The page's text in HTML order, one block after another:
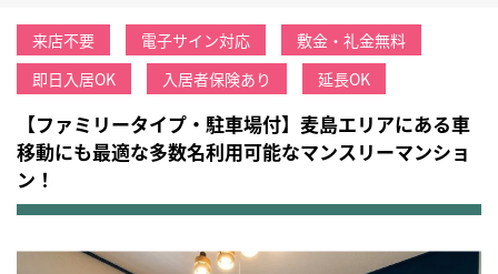
来店不要 電子サイン対応
敷金・礼金無料
即日入居OK
入居者保険あり 延長OK
【ファミリータイプ・駐車場付】麦島エリアにある車
移動にも最適な多数名利用可能なマンスリーマンショ
ン！